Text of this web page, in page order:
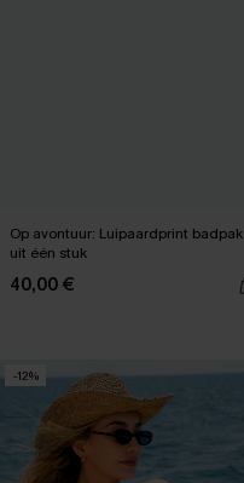
Op avontuur: Luipaardprint badpak
uit één stuk
40,00 €
-12%